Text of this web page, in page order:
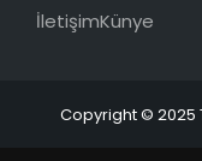
İletişimKünye
Copyright © 2025